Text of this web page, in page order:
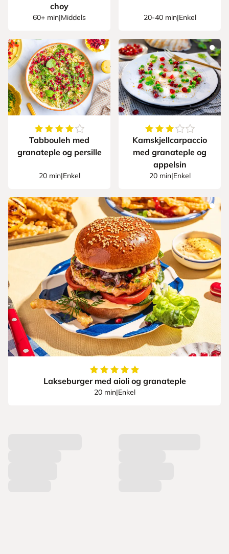
choy
60+ min|Middels 20-40 min|Enkel
4.444444444444445
stjerner
Tabbouleh med
granateple og persille
20 min|Enkel
Kamskjellcarpaccio
med granateple og
appelsin
20 min|Enkel
5av5stjerner
Lakseburger med aioli og granateple
20 min|Enkel